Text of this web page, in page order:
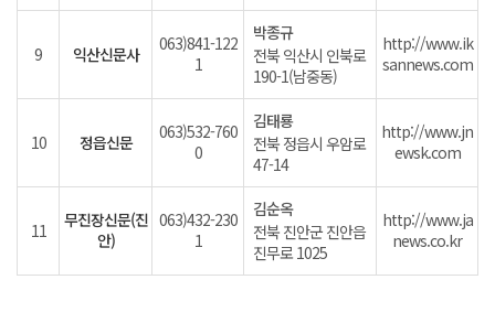
9 익산신문사
063)841-122
1
박종규
전북 익산시 인북로
190-1(남중동)
http://www.ik
sannews.com
10 정읍신문
063)532-760
0
김태룡
전북 정읍시 우암로
47-14
http://www.jn
ewsk.com
11
무진장신문(진
안)
063)432-230
1
김순옥
전북 진안군 진안읍
진무로 1025
http://www.ja
news.co.kr